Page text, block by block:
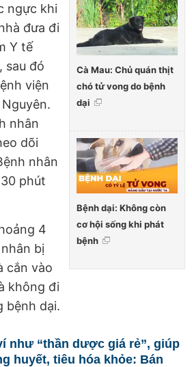
Cà Mau: Chủ quán thịt
chó tử vong do bệnh
dại
Bệnh dại: Không còn
cơ hội sống khi phát
bệnh
ngực khi
đưa đi
Y tế
sau đó
viện
nhân
dõi
nhân
phút
4
bị
cắn vào
không đi
bệnh dại.
như “thần dược giá rẻ”, giúp
huyết, tiêu hóa khỏe: Bán